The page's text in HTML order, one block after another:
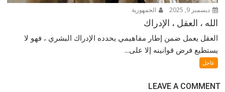
ديسمبر 9, 2025 الجمهورية
الله ، العقل ، الإدراك
العقل يعمل ضمن إطار مفاهيمي يحدده الإدراك البشري ، فهو لا
يستطيع فرض قوانينه إلا على...
عاجل
LEAVE A COMMENT